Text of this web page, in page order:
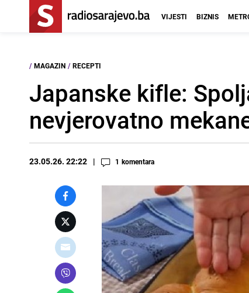
VIJESTI BIZNIS
/ MAGAZIN / RECEPTI
Japanske kifle:
nevjerovatno
23.05.26. 22:22 1 komentara